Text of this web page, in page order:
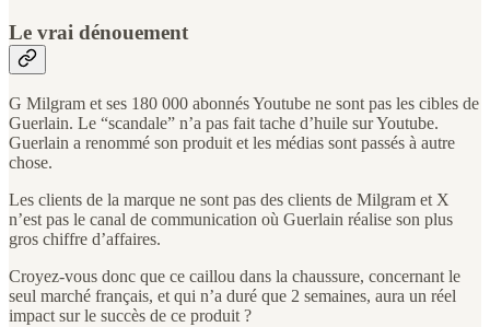
Le vrai dénouement
G Milgram et ses 180 000 abonnés Youtube ne sont pas les cibles de
Guerlain. Le “scandale” n’a pas fait tache d’huile sur Youtube.
Guerlain a renommé son produit et les médias sont passés à autre
chose.
Les clients de la marque ne sont pas des clients de Milgram et X
n’est pas le canal de communication où Guerlain réalise son plus
gros chiffre d’affaires.
Croyez-vous donc que ce caillou dans la chaussure, concernant le
seul marché français, et qui n’a duré que 2 semaines, aura un réel
impact sur le succès de ce produit ?